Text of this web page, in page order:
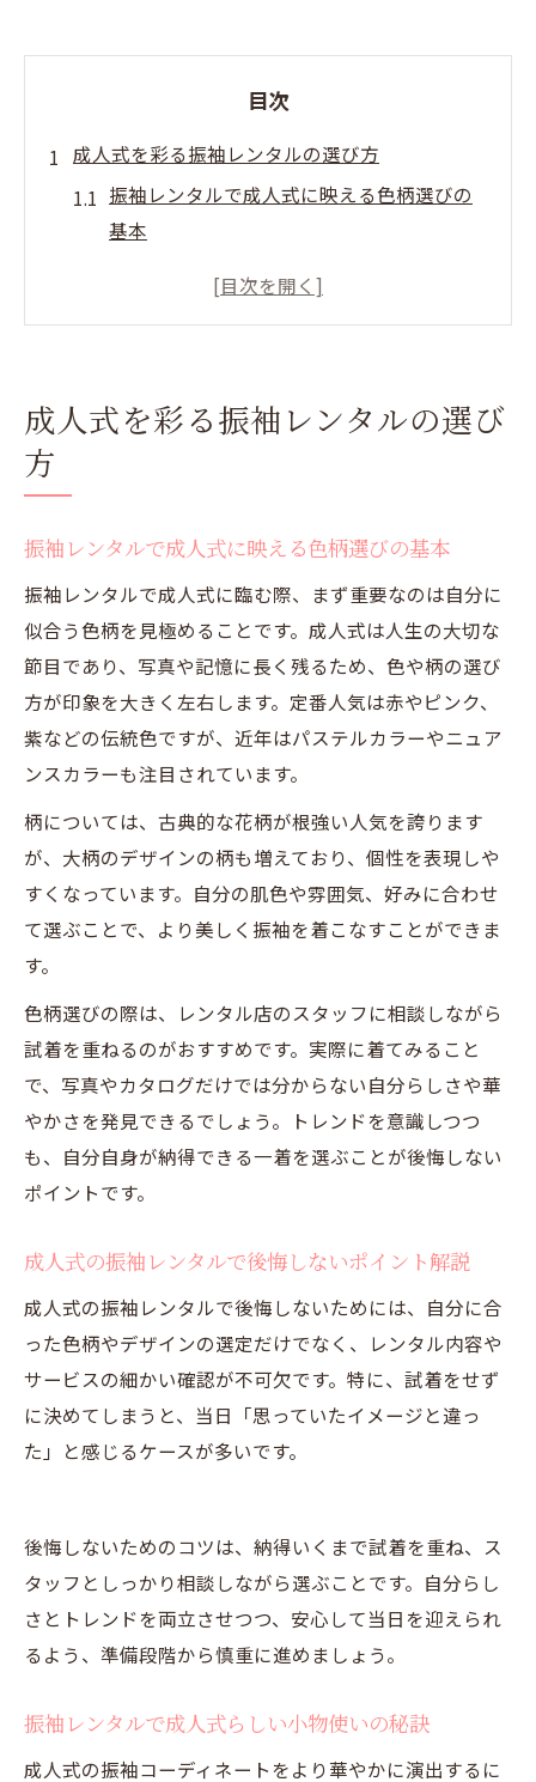
目次
成人式を彩る振袖レンタルの選び方
振袖レンタルで成人式に映える色柄選びの
基本
成人式の振袖レンタルで後悔しないポイン
振袖レンタルで人気色を見極める秘訣
振袖レンタルで外せない成人式のトレンド
成人式振袖レンタルで失敗しない色選びの
コツ
振袖レンタルで成人式におすすめの配色傾
向
成人式の振袖レンタルで注目のくすみカラ
成人式を彩る振袖レンタルの選び
方
振袖レンタルで成人式に映える色柄選びの基本
振袖レンタルで成人式に臨む際、まず重要なのは自分に
似合う色柄を見極めることです。成人式は人生の大切な
節目であり、写真や記憶に長く残るため、色や柄の選び
方が印象を大きく左右します。定番人気は赤やピンク、
紫などの伝統色ですが、近年はパステルカラーやニュア
ンスカラーも注目されています。
柄については、古典的な花柄が根強い人気を誇ります
が、大柄のデザインの柄も増えており、個性を表現しや
すくなっています。自分の肌色や雰囲気、好みに合わせ
て選ぶことで、より美しく振袖を着こなすことができま
す。
色柄選びの際は、レンタル店のスタッフに相談しながら
試着を重ねるのがおすすめです。実際に着てみること
で、写真やカタログだけでは分からない自分らしさや華
やかさを発見できるでしょう。トレンドを意識しつつ
も、自分自身が納得できる一着を選ぶことが後悔しない
ポイントです。
成人式の振袖レンタルで後悔しないポイント解説
成人式の振袖レンタルで後悔しないためには、自分に合
った色柄やデザインの選定だけでなく、レンタル内容や
サービスの細かい確認が不可欠です。特に、試着をせず
に決めてしまうと、当日「思っていたイメージと違っ
た」と感じるケースが多いです。
後悔しないためのコツは、納得いくまで試着を重ね、ス
タッフとしっかり相談しながら選ぶことです。自分らし
さとトレンドを両立させつつ、安心して当日を迎えられ
るよう、準備段階から慎重に進めましょう。
振袖レンタルで成人式らしい小物使いの秘訣
成人式の振袖コーディネートをより華やかに演出するに